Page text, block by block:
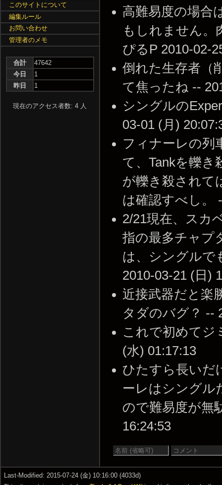
高難易度の場合
もしれません。
ぴるP 2010-02-
倒れた生存者（
て焦ったね --
シングルの
03-01 (月)
フィナーレの列
て、Tankを轢
が轢き殺されて
は確認すべし。
2/21現在、スカ
指の最多チャプ
は、シングルで
2010-03-21 (日)
近接武器だと楽
タダのバグ？ --
これで初めてジ
(水) 01:17:13
ひたすら長いだ
ーレはシングル
ので難易度が無
16:24:53
このサイトについて
編集ルール
お問い合わせ
管理者のメモ
合計
47642
今日
1
昨日
1
現在のアクセス者数: 4 人
Last-Modified: 2015-07-24 (金) 10:16:00 (4033d)